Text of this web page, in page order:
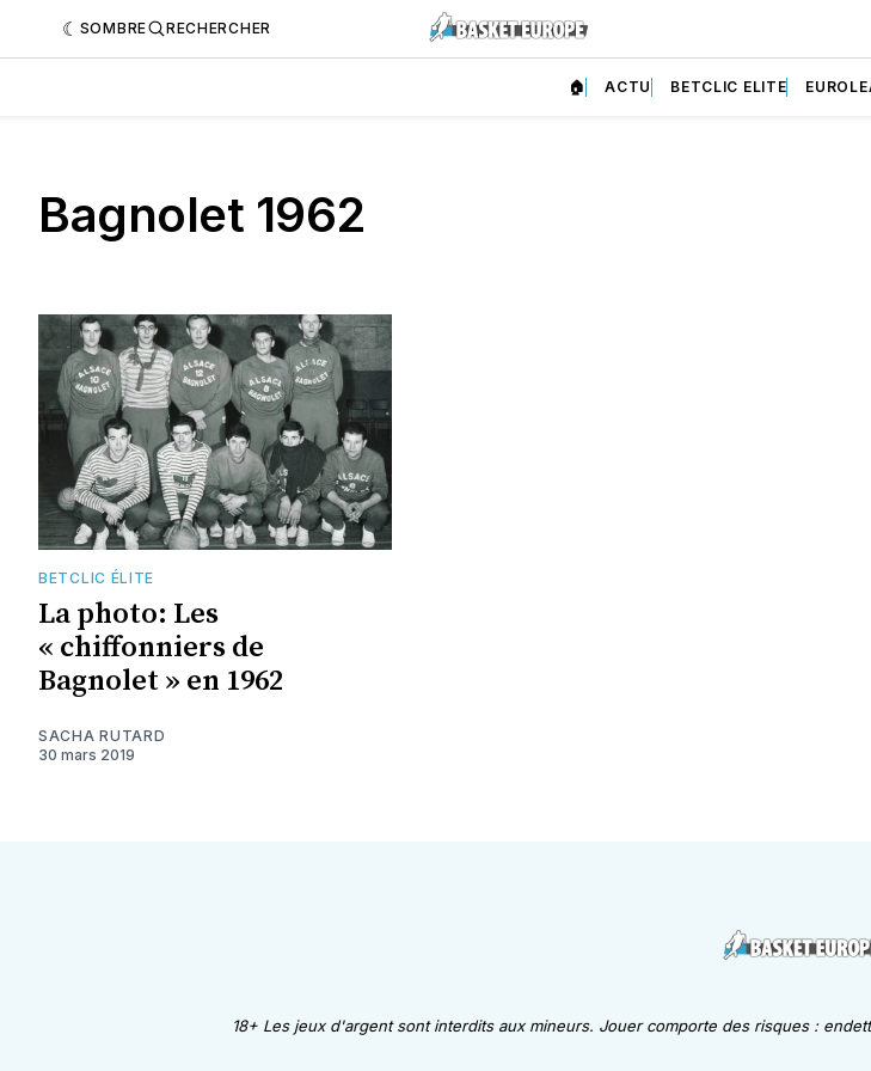
SOMBRE RECHERCHER
🏠 ACTU BETCLIC ELITE
Bagnolet 1962
BETCLIC ÉLITE
La photo: Les
« chiffonniers de
Bagnolet » en 1962
SACHA RUTARD
30 mars 2019
18+ Les jeux d'argent sont interdits aux mineurs. Jouer comporte des risques :